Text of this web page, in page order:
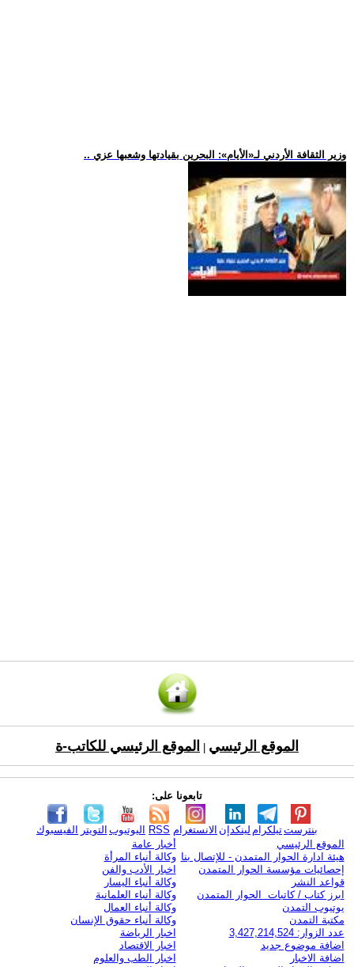
.. وزير الثقافة الأردني لـ«الأيام»: البحرين بقيادتها وشعبها عزي
الموقع الرئيسي الموقع الرئيسي للكاتب-ة
تابعونا على:
الفيسبوك التويتر اليوتيوب RSS الانستغرام لينكدإن تيلكرامبنترست
الموقع الرئيسي
هيئة ادارة الحوار المتمدن - للإتصال بنا
إحصائيات مؤسسة الحوار المتمدن
قواعد النشر
ابرز كتاب / كاتبات الحوار المتمدن
يوتيوب التمدن
مكتبة التمدن
عدد الزوار: 3,427,214,524
اضافة موضوع جديد
اضافة الاخبار
أخبار عامة
وكالة أنباء المرأة
اخبار الأدب والفن
وكالة أنباء اليسار
وكالة أنباء العلمانية
وكالة أنباء العمال
وكالة أنباء حقوق الإنسان
اخبار الرياضة
اخبار الاقتصاد
اخبار الطب والعلوم